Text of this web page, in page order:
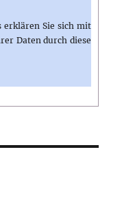
erklären Sie sich mit
Daten durch diese